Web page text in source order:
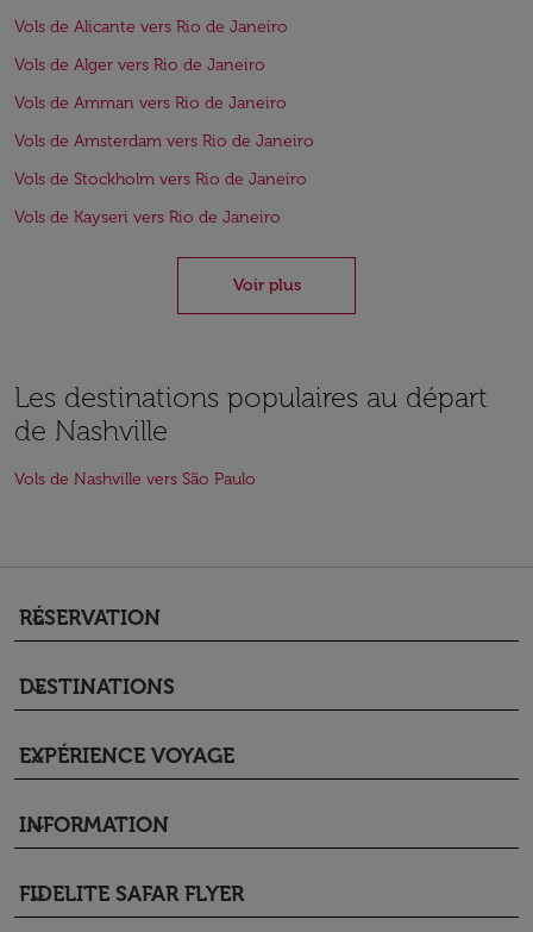
Vols de Alicante vers Rio de Janeiro
Vols de Alger vers Rio de Janeiro
Vols de Amman vers Rio de Janeiro
Vols de Amsterdam vers Rio de Janeiro
Vols de Stockholm vers Rio de Janeiro
Vols de Kayseri vers Rio de Janeiro
Voir plus
Les destinations populaires au départ
de Nashville
Vols de Nashville vers São Paulo
RÉSERVATION
keyboard_arrow_down
DESTINATIONS
keyboard_arrow_down
EXPÉRIENCE VOYAGE
keyboard_arrow_down
INFORMATION
keyboard_arrow_down
FIDELITE SAFAR FLYER
keyboard_arrow_down